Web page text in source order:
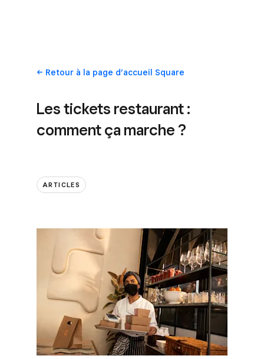
Retourà la page d’accueil Square
Les tickets restaurant :
comment ça marche ?
ARTICLES